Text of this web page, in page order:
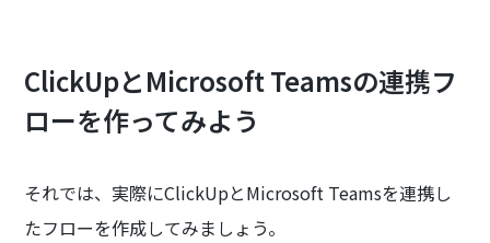
ClickUpとMicrosoft Teamsの連携フ
ローを作ってみよう
それでは、実際にClickUpとMicrosoft Teamsを連携し
たフローを作成してみましょう。